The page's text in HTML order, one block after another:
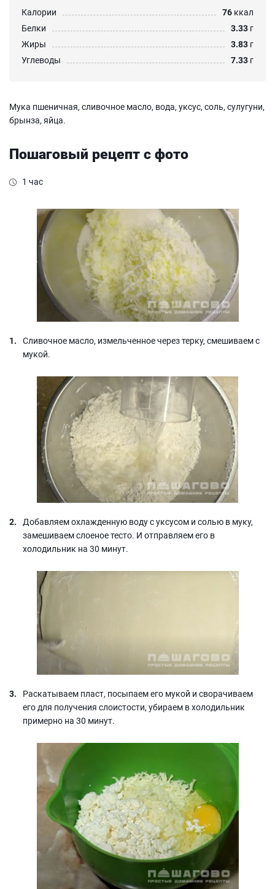
Калории
76 ккал
Белки
3.33 г
Жиры
3.83 г
Углеводы
7.33 г
Мука пшеничная, сливочное масло, вода, уксус, соль, сулугуни,
брынза, яйца.
Пошаговый рецепт с фото
1 час
Сливочное масло, измельченное через терку, смешиваем с
мукой.
Добавляем охлажденную воду с уксусом и солью в муку,
замешиваем слоеное тесто. И отправляем его в
холодильник на 30 минут.
Раскатываем пласт, посыпаем его мукой и сворачиваем
его для получения слоистости, убираем в холодильник
примерно на 30 минут.